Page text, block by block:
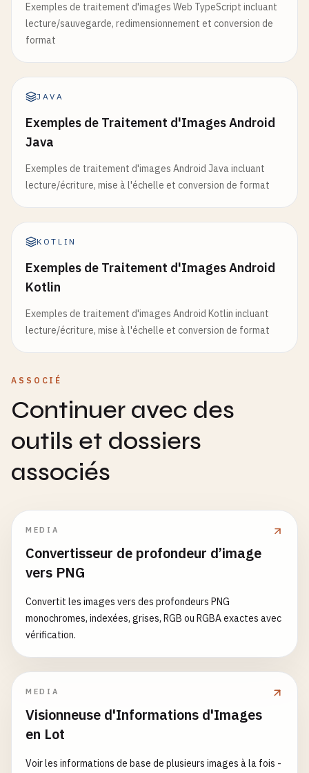
Exemples de traitement d'images Web TypeScript incluant
lecture/sauvegarde, redimensionnement et conversion de
format
JAVA
Exemples de Traitement d'Images Android
Java
Exemples de traitement d'images Android Java incluant
lecture/écriture, mise à l'échelle et conversion de format
KOTLIN
Exemples de Traitement d'Images Android
Kotlin
Exemples de traitement d'images Android Kotlin incluant
lecture/écriture, mise à l'échelle et conversion de format
ASSOCIÉ
Continuer avec des
outils et dossiers
associés
MEDIA
Convertisseur de profondeur d’image
vers PNG
Convertit les images vers des profondeurs PNG
monochromes, indexées, grises, RGB ou RGBA exactes avec
vérification.
MEDIA
Visionneuse d'Informations d'Images
en Lot
Voir les informations de base de plusieurs images à la fois -